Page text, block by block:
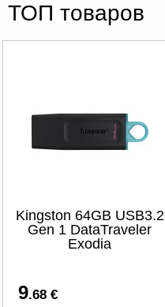
ТОП товаров
Kingston 64GB USB3.2
Gen 1 DataTraveler
Exodia
9.68 €